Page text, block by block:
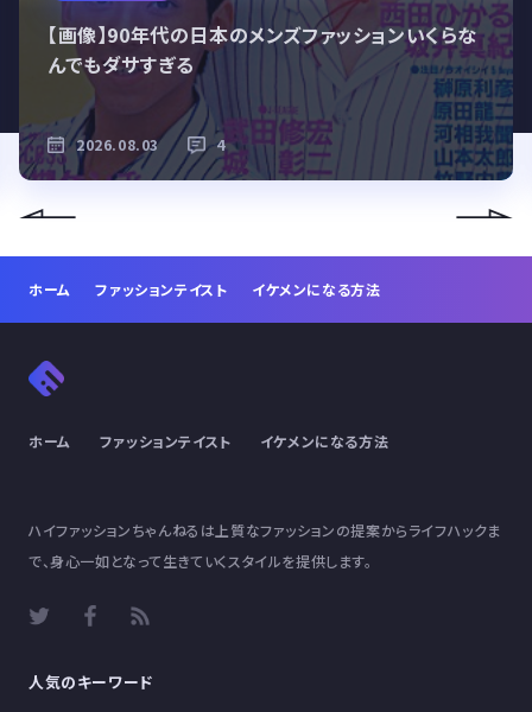
【画像】90年代の日本のメンズファッションいくらな
んでもダサすぎる
2026.08.03 4
ホーム ファッションテイスト イケメンになる方法
ホーム ファッションテイスト イケメンになる方法
ハイファッションちゃんねるは上質なファッションの提案からライフハックま
で、身心一如となって生きていくスタイルを提供します。
人気のキーワード